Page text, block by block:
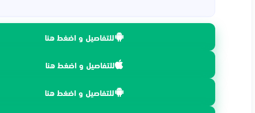
للتفاصيل و اضغط هنا
للتفاصيل و اضغط هنا
للتفاصيل و اضغط هنا